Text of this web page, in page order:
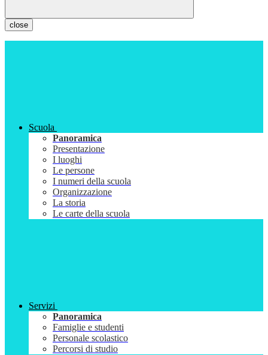
close
Scuola
Panoramica
Presentazione
I luoghi
Le persone
I numeri della scuola
Organizzazione
La storia
Le carte della scuola
Servizi
Panoramica
Famiglie e studenti
Personale scolastico
Percorsi di studio